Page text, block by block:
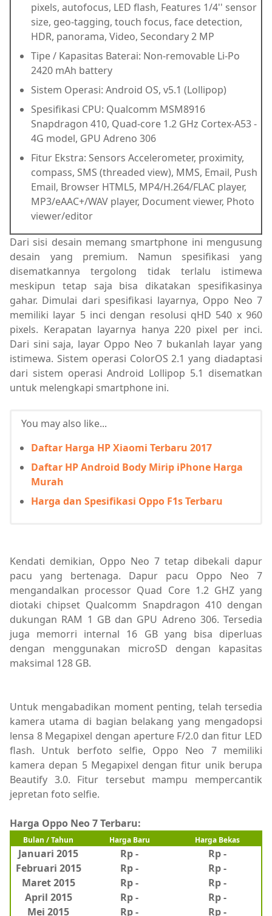
pixels, autofocus, LED flash, Features 1/4'' sensor
size, geo-tagging, touch focus, face detection,
HDR, panorama, Video, Secondary 2 MP
Tipe / Kapasitas Baterai: Non-removable Li-Po
2420 mAh battery
Sistem Operasi: Android OS, v5.1 (Lollipop)
Spesifikasi CPU: Qualcomm MSM8916
Snapdragon 410, Quad-core 1.2 GHz Cortex-A53 -
4G model, GPU Adreno 306
Fitur Ekstra: Sensors Accelerometer, proximity,
compass, SMS (threaded view), MMS, Email, Push
Email, Browser HTML5, MP4/H.264/FLAC player,
MP3/eAAC+/WAV player, Document viewer, Photo
viewer/editor
Dari sisi desain memang smartphone ini mengusung
desain yang premium. Namun spesifikasi yang
disematkannya tergolong tidak terlalu istimewa
meskipun tetap saja bisa dikatakan spesifikasinya
gahar. Dimulai dari spesifikasi layarnya, Oppo Neo 7
memiliki layar 5 inci dengan resolusi qHD 540 x 960
pixels. Kerapatan layarnya hanya 220 pixel per inci.
Dari sini saja, layar Oppo Neo 7 bukanlah layar yang
istimewa. Sistem operasi ColorOS 2.1 yang diadaptasi
dari sistem operasi Android Lollipop 5.1 disematkan
untuk melengkapi smartphone ini.
You may also like...
Daftar Harga HP Xiaomi Terbaru 2017
Daftar HP Android Body Mirip iPhone Harga
Murah
Harga dan Spesifikasi Oppo F1s Terbaru
Kendati demikian, Oppo Neo 7 tetap dibekali dapur
pacu yang bertenaga. Dapur pacu Oppo Neo 7
mengandalkan processor Quad Core 1.2 GHZ yang
diotaki chipset Qualcomm Snapdragon 410 dengan
dukungan RAM 1 GB dan GPU Adreno 306. Tersedia
juga memorri internal 16 GB yang bisa diperluas
dengan menggunakan microSD dengan kapasitas
maksimal 128 GB.
Untuk mengabadikan moment penting, telah tersedia
kamera utama di bagian belakang yang mengadopsi
lensa 8 Megapixel dengan aperture F/2.0 dan fitur LED
flash. Untuk berfoto selfie, Oppo Neo 7 memiliki
kamera depan 5 Megapixel dengan fitur unik berupa
Beautify 3.0. Fitur tersebut mampu mempercantik
jepretan foto selfie.
Harga Oppo Neo 7 Terbaru:
Bulan / Tahun Harga Baru Harga Bekas
Januari 2015 Rp -
Rp -
Februari 2015
Rp - Rp -
Maret 2015
Rp -
Rp -
April 2015
Rp -
Rp -
Mei 2015
Rp - Rp -